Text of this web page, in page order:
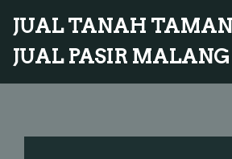
ke
konten
JUAL TANAH
JUAL PASIR MALANG